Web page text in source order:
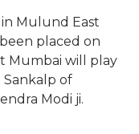
Mulund East
placed on
Mumbai will play
Sankalp of
Modi ji.